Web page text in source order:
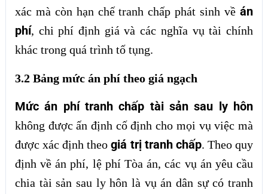
xác mà còn hạn chế tranh chấp phát sinh vềán
phí, chi phí định giá và các nghĩa vụ tài chính
khác trong quá trình tố tụng.
3.2 Bảng mức án phí theo giá ngạch
Mức án phí tranh chấp tài sản sau ly hôn
không được ấn định cố định cho mọi vụ việc mà
được xác định theogiá trị tranh chấp. Theo quy
định về án phí, lệ phí Tòa án, các vụ án yêu cầu
chia tài sản sau ly hôn là vụ án dân sự có tranh